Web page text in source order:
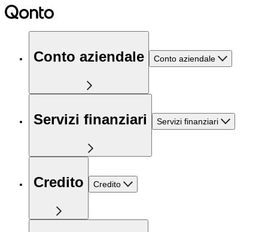
Conto aziendale Conto aziendale
Servizi finanziari Servizi finanziari
Credito Credito